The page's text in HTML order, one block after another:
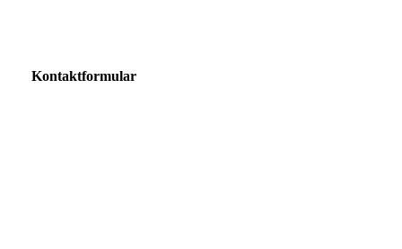
Kontaktformular